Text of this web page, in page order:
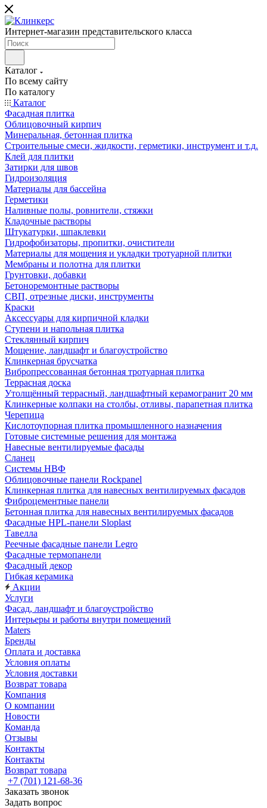
Интернет-магазин представительского класса
Каталог
По всему сайту
По каталогу
Каталог
Фасадная плитка
Облицовочный кирпич
Минеральная, бетонная плитка
Строительные смеси, жидкости, герметики, инструмент и т.д.
Клей для плитки
Затирки для швов
Гидроизоляция
Материалы для бассейна
Герметики
Наливные полы, ровнители, стяжки
Кладочные растворы
Штукатурки, шпаклевки
Гидрофобизаторы, пропитки, очистители
Материалы для мощения и укладки тротуарной плитки
Мембраны и полотна для плитки
Грунтовки, добавки
Бетоноремонтные растворы
СВП, отрезные диски, инструменты
Краски
Аксессуары для кирпичной кладки
Ступени и напольная плитка
Cтеклянный кирпич
Мощение, ландшафт и благоустройство
Клинкерная брусчатка
Вибропрессованная бетонная тротуарная плитка
Террасная доска
Утолщённый террасный, ландшафтный керамогранит 20 мм
Клинкерные колпаки на столбы, отливы, парапетная плитка
Черепица
Кислотоупорная плитка промышленного назначения
Готовые системные решения для монтажа
Навесные вентилируемые фасады
Сланец
Системы НВФ
Облицовочные панели Rockpanel
Клинкерная плитка для навесных вентилируемых фасадов
Фиброцементные панели
Бетонная плитка для навесных вентилируемых фасадов
Фасадные HPL-панели Sloplast
Тавелла
Реечные фасадные панели Legro
Фасадные термопанели
Фасадный декор
Гибкая керамика
Акции
Услуги
Фасад, ландшафт и благоустройство
Интерьеры и работы внутри помещений
Maters
Бренды
Оплата и доставка
Условия оплаты
Условия доставки
Возврат товара
Компания
О компании
Новости
Команда
Отзывы
Контакты
Контакты
Возврат товара
+7 (701) 121-68-36
Заказать звонок
Задать вопрос